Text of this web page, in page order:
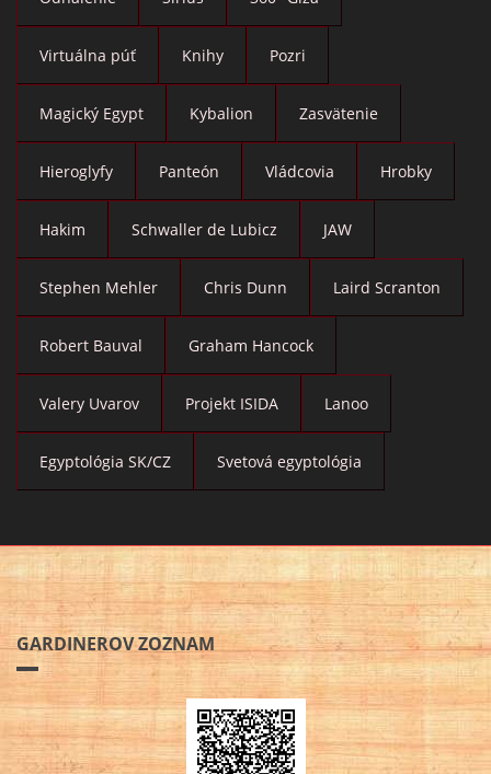
Virtuálna púť Knihy Pozri
Magický Egypt Kybalion Zasvätenie
Hieroglyfy Panteón Vládcovia Hrobky
Hakim Schwaller de Lubicz JAW
Stephen Mehler Chris Dunn Laird Scranton
Robert Bauval Graham Hancock
Valery Uvarov Projekt ISIDA Lanoo
Egyptológia SK/CZ Svetová egyptológia
GARDINEROV ZOZNAM